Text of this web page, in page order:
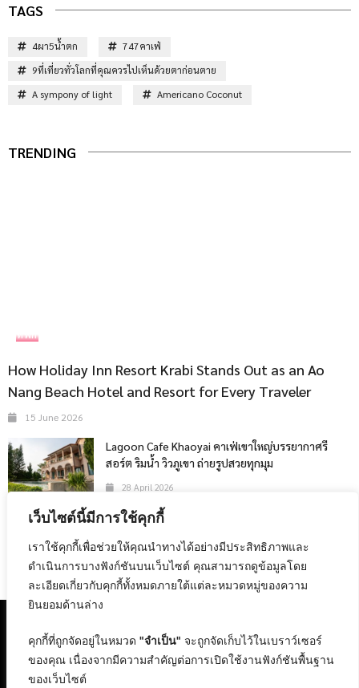
เว็บไซต์นี้มีการใช้คุกกี้
เราใช้คุกกี้เพื่อช่วยให้คุณนำทางได้อย่างมีประสิทธิภาพและ
ดำเนินการบางฟังก์ชันบนเว็บไซต์ คุณสามารถดูข้อมูลโดย
ละเอียดเกี่ยวกับคุกกี้ทั้งหมดภายใต้แต่ละหมวดหมู่ของความ
ยินยอมด้านล่าง
คุกกี้ที่ถูกจัดอยู่ในหมวด "จำเป็น" จะถูกจัดเก็บไว้ในเบราว์เซอร์
ของคุณ เนื่องจากมีความสำคัญต่อการเปิดใช้งานฟังก์ชันพื้นฐาน
ของเว็บไซต์
TAGS
4ผา5น้ำตก
747คาเฟ่
9ที่เที่ยวทั่วโลกที่คุณควรไปเห็นด้วยตาก่อนตาย
A sympony of light
Americano Coconut
TRENDING
ที่พัก
How Holiday Inn Resort Krabi Stands Out as an Ao
Nang Beach Hotel and Resort for Every Traveler
15 June 2026
Lagoon Cafe Khaoyai คาเฟ่เขาใหญ่บรรยากาศรี
สอร์ต ริมน้ำ วิวภูเขา ถ่ายรูปสวยทุกมุม
28 April 2026
The 47th Bangkok International Motor Show
24 February 2026